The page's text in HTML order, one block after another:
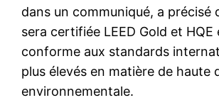
dans un communiqué, a précisé
sera certifiée LEED Gold et HQE
conforme aux standards
plus élevés en matière de haute
environnementale.